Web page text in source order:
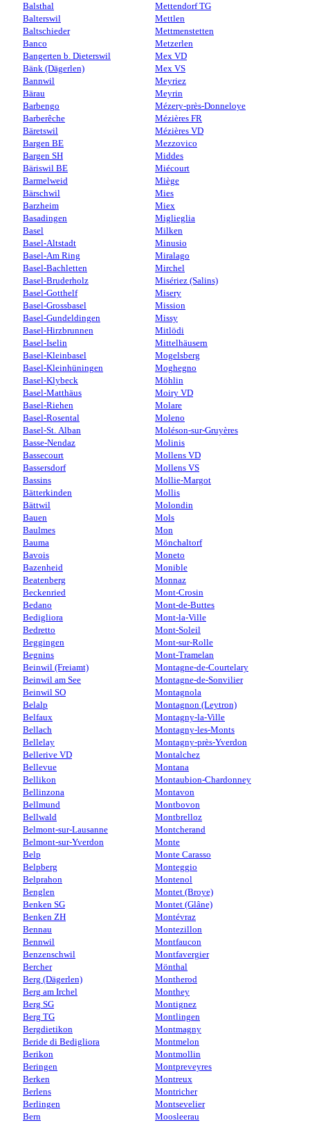
Balsthal
Balterswil
Baltschieder
Banco
Bangerten b. Dieterswil
Bänk (Dägerlen)
Bannwil
Bärau
Barbengo
Barberêche
Bäretswil
Bargen BE
Bargen SH
Bäriswil BE
Barmelweid
Bärschwil
Barzheim
Basadingen
Basel
Basel-Altstadt
Basel-Am Ring
Basel-Bachletten
Basel-Bruderholz
Basel-Gotthelf
Basel-Grossbasel
Basel-Gundeldingen
Basel-Hirzbrunnen
Basel-Iselin
Basel-Kleinbasel
Basel-Kleinhüningen
Basel-Klybeck
Basel-Matthäus
Basel-Riehen
Basel-Rosental
Basel-St. Alban
Basse-Nendaz
Bassecourt
Bassersdorf
Bassins
Bätterkinden
Bättwil
Bauen
Baulmes
Bauma
Bavois
Bazenheid
Beatenberg
Beckenried
Bedano
Bedigliora
Bedretto
Beggingen
Begnins
Beinwil (Freiamt)
Beinwil am See
Beinwil SO
Belalp
Belfaux
Bellach
Bellelay
Bellerive VD
Bellevue
Bellikon
Bellinzona
Bellmund
Bellwald
Belmont-sur-Lausanne
Belmont-sur-Yverdon
Belp
Belpberg
Belprahon
Benglen
Benken SG
Benken ZH
Bennau
Bennwil
Benzenschwil
Bercher
Berg (Dägerlen)
Berg am Irchel
Berg SG
Berg TG
Bergdietikon
Beride di Bedigliora
Berikon
Beringen
Berken
Berlens
Berlingen
Bern
Mettendorf TG
Mettlen
Mettmenstetten
Metzerlen
Mex VD
Mex VS
Meyriez
Meyrin
Mézery-près-Donneloye
Mézières FR
Mézières VD
Mezzovico
Middes
Miécourt
Miège
Mies
Miex
Miglieglia
Milken
Minusio
Miralago
Mirchel
Misériez (Salins)
Misery
Mission
Missy
Mitlödi
Mittelhäusern
Mogelsberg
Moghegno
Möhlin
Moiry VD
Molare
Moleno
Moléson-sur-Gruyères
Molinis
Mollens VD
Mollens VS
Mollie-Margot
Mollis
Molondin
Mols
Mon
Mönchaltorf
Moneto
Monible
Monnaz
Mont-Crosin
Mont-de-Buttes
Mont-la-Ville
Mont-Soleil
Mont-sur-Rolle
Mont-Tramelan
Montagne-de-Courtelary
Montagne-de-Sonvilier
Montagnola
Montagnon (Leytron)
Montagny-la-Ville
Montagny-les-Monts
Montagny-près-Yverdon
Montalchez
Montana
Montaubion-Chardonney
Montavon
Montbovon
Montbrelloz
Montcherand
Monte
Monte Carasso
Monteggio
Montenol
Montet (Broye)
Montet (Glâne)
Montévraz
Montezillon
Montfaucon
Montfavergier
Mönthal
Montherod
Monthey
Montignez
Montlingen
Montmagny
Montmelon
Montmollin
Montpreveyres
Montreux
Montricher
Montsevelier
Moosleerau